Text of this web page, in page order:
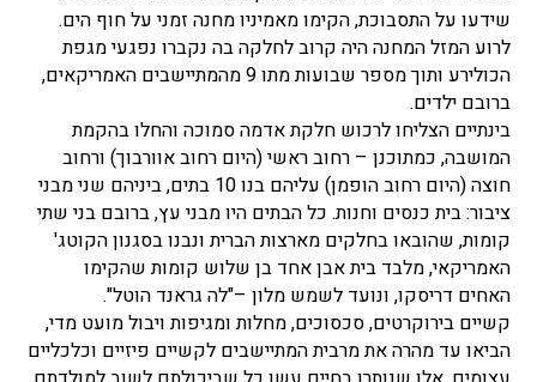
שידעו על התסבוכת, הקימו מאמיניו מחנה זמני על חוף הים.
לרוע המזל המחנה היה קרוב לחלקה בה נקברו נפגעי מגפת
הכולירע ותוך מספר שבועות מתו 9 מהמתיישבים האמריקאים,
ברובם ילדים.
בינתיים הצליחו לרכוש חלקת אדמה סמוכה והחלו בהקמת
המושבה, כמתוכנן – רחוב ראשי (היום רחוב אוורבוך) ורחוב
חוצה (היום רחוב הופמן) עליהם בנו 10 בתים, ביניהם שני מבני
ציבור: בית כנסים וחנות. כל הבתים היו מבני עץ, ברובם בני שתי
קומות, שהובאו בחלקים מארצות הברית ונבנו בסגנון הקוטג'
האמריקאי, מלבד בית אבן אחד בן שלוש קומות שהקימו
האחים דריסקו, ונועד לשמש מלון –"לה גראנד הוטל".
קשיים בירוקרטים, סכסוכים, מחלות ומגיפות ויבול מועט מדי,
הביאו עד מהרה את מרבית המתיישבים לקשיים פיזיים וכלכליים